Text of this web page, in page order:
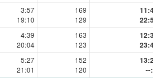
3:57
19:10
169
129
4:39
20:04
163
123
5:27
21:01
152
120
--